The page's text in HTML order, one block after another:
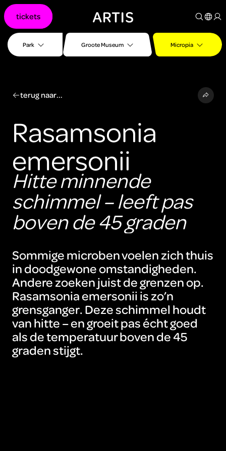
Ga naar
Ga
naar
zoeken
Park Groote Museum Micropia
tickets
terug naar...
Rasamsonia
emersonii
Hitte minnende
schimmel – leeft pas
boven de 45 graden
Sommige microben voelen zich thuis
in doodgewone omstandigheden.
Andere zoeken juist de grenzen op.
Rasamsonia emersonii is zo’n
grensganger. Deze schimmel houdt
van hitte – en groeit pas écht goed
als de temperatuur boven de 45
graden stijgt.